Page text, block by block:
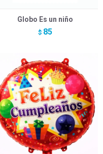
Globo Es un niño
$ 85